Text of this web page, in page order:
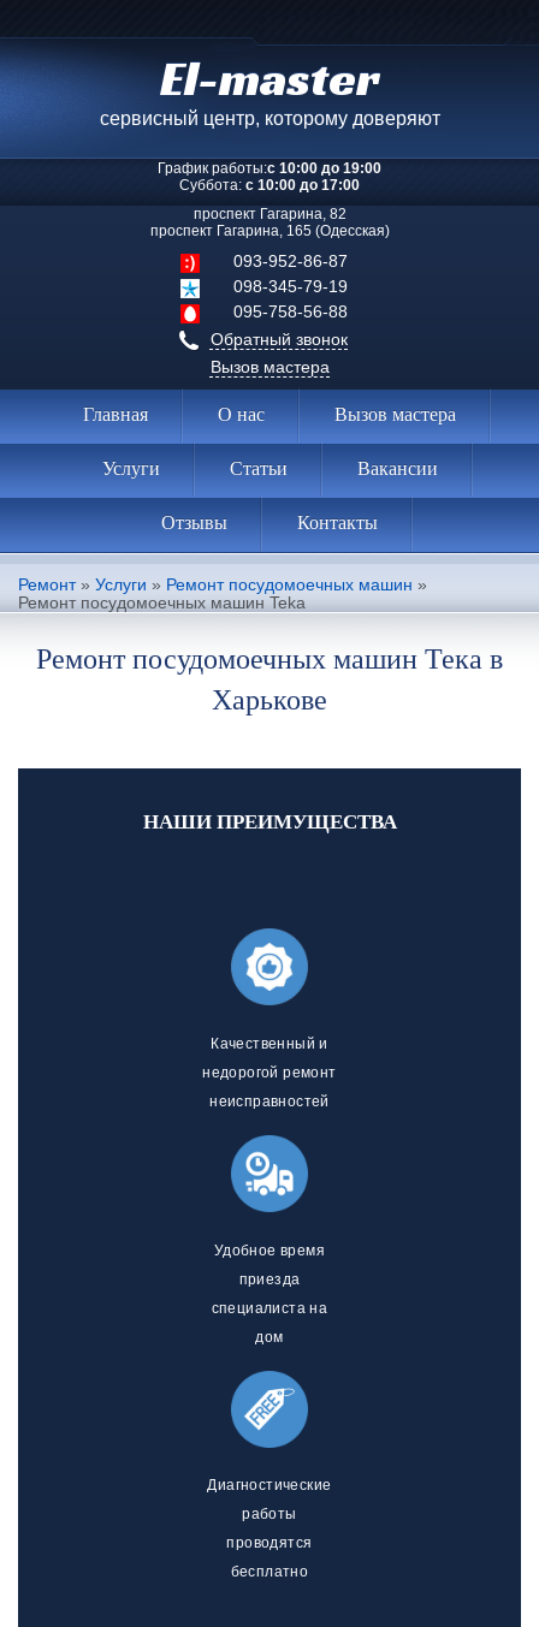
El-master
сервисный центр, которому доверяют
График работы:с 10:00 до 19:00
Суббота: с 10:00 до 17:00
проспект Гагарина, 82
проспект Гагарина, 165 (Одесская)
093-952-86-87
098-345-79-19
095-758-56-88
Обратный звонок
Вызов мастера
Главная О нас Вызов мастера
Услуги Статьи Вакансии
Отзывы Контакты
Ремонт» Услуги » Ремонт посудомоечных машин »
Ремонт посудомоечных машин Teka
Ремонт посудомоечных машин Тека в
Харькове
НАШИ ПРЕИМУЩЕСТВА
Качественный и
недорогой ремонт
неисправностей
Удобное время
приезда
специалиста на
дом
Диагностические
работы
проводятся
бесплатно